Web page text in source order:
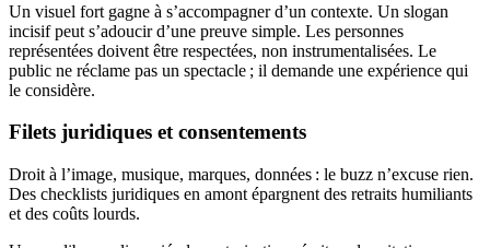
Un visuel fort gagne à s’accompagner d’un contexte. Un slogan
incisif peut s’adoucir d’une preuve simple. Les personnes
représentées doivent être respectées, non instrumentalisées. Le
public ne réclame pas un spectacle ; il demande une expérience qui
le considère.
Filets juridiques et consentements
Droit à l’image, musique, marques, données : le buzz n’excuse rien.
Des checklists juridiques en amont épargnent des retraits humiliants
et des coûts lourds.